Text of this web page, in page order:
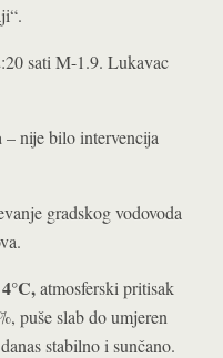
sati M-1.9. Lukavac
– nije bilo intervencija
gradskog vodovoda
4°C,atmosferski pritisak
puše slab do umjeren
stabilno i sunčano.